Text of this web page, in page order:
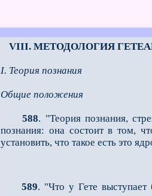
VIII. МЕТОДОЛОГИЯ
I. Теория познания
Общие положения
588. "Теория познания,
познания: она состоит в том,
установить, что такое есть это
589. "Что у Гете выступает